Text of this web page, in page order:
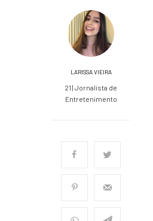
LARISSA VIEIRA
21 | Jornalista de
Entretenimento